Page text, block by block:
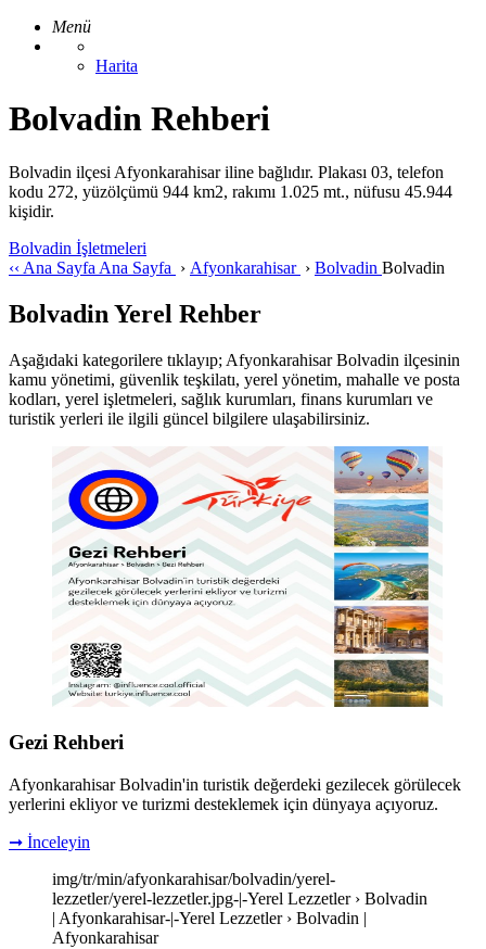
Menü
Harita
Bolvadin Rehberi
Bolvadin ilçesi Afyonkarahisar iline bağlıdır. Plakası 03, telefon
kodu 272, yüzölçümü 944 km2, rakımı 1.025 mt., nüfusu 45.944
kişidir.
Bolvadin İşletmeleri
‹‹ Ana Sayfa Ana Sayfa › Afyonkarahisar › Bolvadin Bolvadin
Bolvadin Yerel Rehber
Aşağıdaki kategorilere tıklayıp; Afyonkarahisar Bolvadin ilçesinin
kamu yönetimi, güvenlik teşkilatı, yerel yönetim, mahalle ve posta
kodları, yerel işletmeleri, sağlık kurumları, finans kurumları ve
turistik yerleri ile ilgili güncel bilgilere ulaşabilirsiniz.
Gezi Rehberi
Afyonkarahisar Bolvadin'in turistik değerdeki gezilecek görülecek
yerlerini ekliyor ve turizmi desteklemek için dünyaya açıyoruz.
➞ İnceleyin
img/tr/min/afyonkarahisar/bolvadin/yerel-
lezzetler/yerel-lezzetler.jpg-|-Yerel Lezzetler › Bolvadin
| Afyonkarahisar-|-Yerel Lezzetler › Bolvadin |
Afyonkarahisar